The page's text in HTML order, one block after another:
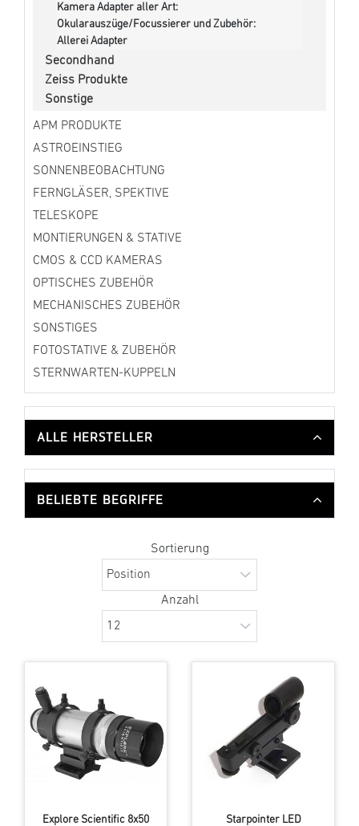
Kamera Adapter aller Art:
Okularauszüge/Focussierer und Zubehör:
Allerei Adapter
Secondhand
Zeiss Produkte
Sonstige
APM PRODUKTE
ASTROEINSTIEG
SONNENBEOBACHTUNG
FERNGLÄSER, SPEKTIVE
TELESKOPE
MONTIERUNGEN & STATIVE
CMOS & CCD KAMERAS
OPTISCHES ZUBEHÖR
MECHANISCHES ZUBEHÖR
SONSTIGES
FOTOSTATIVE & ZUBEHÖR
STERNWARTEN-KUPPELN
ALLE HERSTELLER
BELIEBTE BEGRIFFE
Sortierung
Anzahl
Explore Scientific 8x50 Starpointer LED